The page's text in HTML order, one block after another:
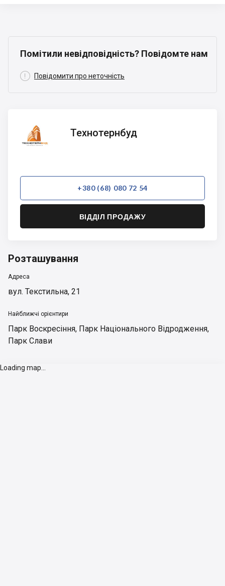
Помітили невідповідність? Повідомте нам
 Повідомити про неточність
Технотернбуд
Технотернбуд
+380 (68) 080 72 54
ВІДДІЛ ПРОДАЖУ
Розташування
Адреса
вул. Текстильна, 21
Найближчі орієнтири
Парк Воскресіння, Парк Національного Відродження,
Парк Слави
Loading map...